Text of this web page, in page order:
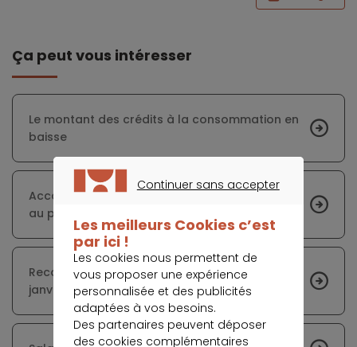
Ça peut vous intéresser
Le montant des crédits à la consommation en
baisse
Accalmie sur les prix des véhicules d’occasion
au premier trimestre 2023
Recours accru au crédit renouvelable en
janvier 2023
Continuer sans accepter
Les meilleurs Cookies c’est
par ici !
Les cookies nous permettent de
vous proposer une expérience
personnalisée et des publicités
adaptées à vos besoins.
Des partenaires peuvent déposer
des cookies complémentaires